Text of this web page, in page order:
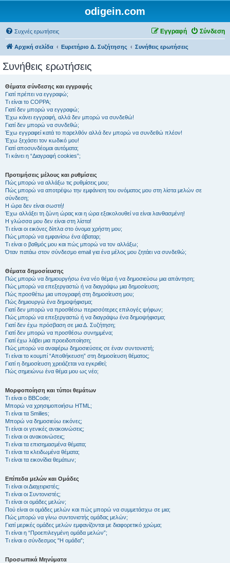
odigein.com
Συχνές ερωτήσεις Σύνδεση
Εγγραφή
Αρχική σελίδα Ευρετήριο Δ. Συζήτησης Συνήθεις ερωτήσεις
Συνήθεις ερωτήσεις
Θέματα σύνδεσης και εγγραφής
Γιατί πρέπει να εγγραφώ;
Τι είναι το COPPA;
Γιατί δεν μπορώ να εγγραφώ;
Έχω κάνει εγγραφή, αλλά δεν μπορώ να συνδεθώ!
Γιατί δεν μπορώ να συνδεθώ;
Έχω εγγραφεί κατά το παρελθόν αλλά δεν μπορώ να συνδεθώ πλέον!
Έχω ξεχάσει τον κωδικό μου!
Γιατί αποσυνδέομαι αυτόματα;
Τι κάνει η “Διαγραφή cookies”;
Προτιμήσεις μέλους και ρυθμίσεις
Πώς μπορώ να αλλάξω τις ρυθμίσεις μου;
Πώς μπορώ να αποτρέψω την εμφάνιση του ονόματος μου στη λίστα μελών σε
σύνδεση;
Η ώρα δεν είναι σωστή!
Έχω αλλάξει τη ζώνη ώρας και η ώρα εξακολουθεί να είναι λανθασμένη!
Η γλώσσα μου δεν είναι στη λίστα!
Τι είναι οι εικόνες δίπλα στο όνομα χρήστη μου;
Πώς μπορώ να εμφανίσω ένα άβαταρ;
Τι είναι ο βαθμός μου και πώς μπορώ να τον αλλάξω;
Όταν πατάω στον σύνδεσμο email για ένα μέλος μου ζητάει να συνδεθώ;
Θέματα δημοσίευσης
Πώς μπορώ να δημιουργήσω ένα νέο θέμα ή να δημοσιεύσω μια απάντηση;
Πώς μπορώ να επεξεργαστώ ή να διαγράψω μια δημοσίευση;
Πώς προσθέτω μια υπογραφή στη δημοσίευση μου;
Πώς δημιουργώ ένα δημοψήφισμα;
Γιατί δεν μπορώ να προσθέσω περισσότερες επιλογές ψήφων;
Πώς μπορώ να επεξεργαστώ ή να διαγράψω ένα δημοψήφισμα;
Γιατί δεν έχω πρόσβαση σε μια Δ. Συζήτηση;
Γιατί δεν μπορώ να προσθέσω συνημμένα;
Γιατί έχω λάβει μια προειδοποίηση;
Πώς μπορώ να αναφέρω δημοσιεύσεις σε έναν συντονιστή;
Τι είναι το κουμπί “Αποθήκευση” στη δημοσίευση θέματος;
Γιατί η δημοσίευση χρειάζεται να εγκριθεί;
Πώς σημειώνω ένα θέμα μου ως νέο;
Μορφοποίηση και τύποι θεμάτων
Τι είναι ο BBCode;
Μπορώ να χρησιμοποιήσω HTML;
Τι είναι τα Smilies;
Μπορώ να δημοσιεύω εικόνες;
Τι είναι οι γενικές ανακοινώσεις;
Τι είναι οι ανακοινώσεις;
Τι είναι τα επισημασμένα θέματα;
Τι είναι τα κλειδωμένα θέματα;
Τι είναι τα εικονίδια θεμάτων;
Επίπεδα μελών και Ομάδες
Τι είναι οι Διαχειριστές;
Τι είναι οι Συντονιστές;
Τι είναι οι ομάδες μελών;
Πού είναι οι ομάδες μελών και πώς μπορώ να συμμετάσχω σε μια;
Πώς μπορώ να γίνω συντονιστής ομάδας μελών;
Γιατί μερικές ομάδες μελών εμφανίζονται με διαφορετικό χρώμα;
Τι είναι η “Προεπιλεγμένη ομάδα μελών”;
Τι είναι ο σύνδεσμος "Η ομάδα”;
Προσωπικά Μηνύματα